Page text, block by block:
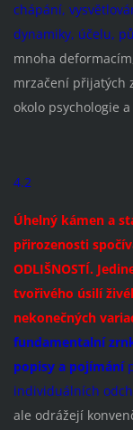
chápání,
dynamiky, účelu,
mnoha
mrzačení přijatých
okolo psychologie
4.2
Úhelnýkámen a
přirozenosti
ODLIŠNOSTÍ.
tvořivého úsilí
nekonečných
fundamentalní
popisy a pojímání
individuálních
ale odrážejí